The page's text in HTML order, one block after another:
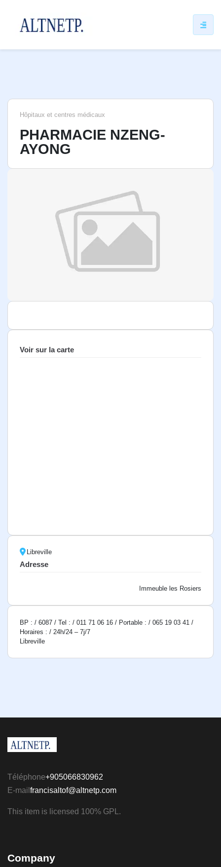
Hôpitaux et centres médicaux
PHARMACIE NZENG-
AYONG
Voir sur la carte
Libreville
Adresse
Immeuble les Rosiers
BP : / 6087 / Tel : / 011 71 06 16 / Portable : / 065 19 03 41 /
Horaires : / 24h/24 – 7j/7
Libreville
Téléphone+905066830962
E-mail francisaltof@altnetp.com
This item is licensed 100% GPL.
Company